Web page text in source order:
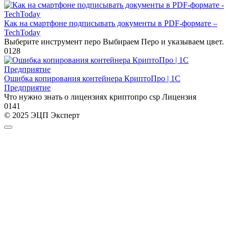
Как на смартфоне подписывать документы в PDF-формате –
TechToday
Выберите инструмент перо Выбираем Перо и указываем цвет.
0128
Ошибка копирования контейнера КриптоПро | 1С
Предприятие
Что нужно знать о лицензиях криптопро csp Лицензия
0141
© 2025 ЭЦП Эксперт